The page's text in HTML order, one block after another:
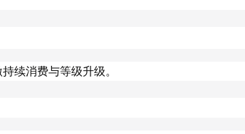
续消费与等级升级。